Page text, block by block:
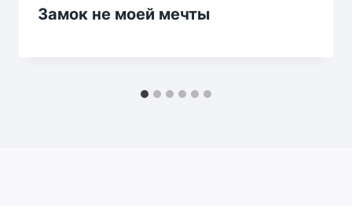
Замок не моей мечты